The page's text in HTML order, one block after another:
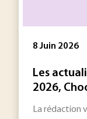
8 Juin 2026
Les
2026,
La rédaction